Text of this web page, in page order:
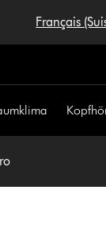
Français